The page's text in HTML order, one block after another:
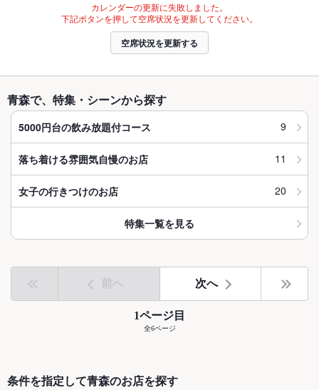
カレンダーの更新に失敗しました。
下記ボタンを押して空席状況を更新してください。
空席状況を更新する
青森で、特集・シーンから探す
5000円台の飲み放題付コース 9
落ち着ける雰囲気自慢のお店 11
女子の行きつけのお店 20
特集一覧を見る
前へ 次へ
1ページ目
全6ページ
条件を指定して青森のお店を探す